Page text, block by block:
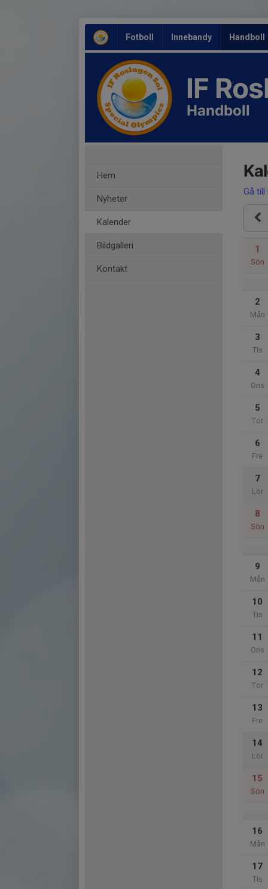
Fotboll Innebandy Handboll
IF
Handboll
Hem
Nyheter
Kalender
Bildgalleri
Kontakt
Gå till
1
Sön
2
Mån
3
Tis
4
Ons
5
Tor
6
Fre
7
Lör
8
Sön
9
Mån
10
Tis
11
Ons
12
Tor
13
Fre
14
Lör
15
Sön
16
Mån
17
Tis